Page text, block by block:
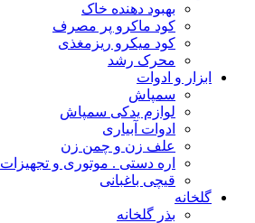
بهبود دهنده خاک
کود ماکرو پر مصرف
کود میکرو ریزمغذی
محرک رشد
ابزار و ادوات
سمپاش
لوازم یدکی سمپاش
ادوات آبیاری
علف زن و چمن زن
اره دستی . موتوری و تجهیزات
قیچی باغبانی
گلخانه
بذر گلخانه